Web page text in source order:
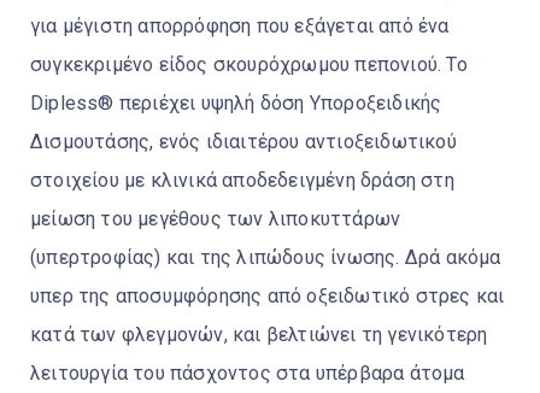
για μέγιστη απορρόφηση που εξάγεται από ένα
συγκεκριμένο είδος σκουρόχρωμου πεπονιού. Το
Dipless® περιέχει υψηλή δόση Υποροξειδικής
Δισμουτάσης, ενός ιδιαιτέρου αντιοξειδωτικού
στοιχείου με κλινικά αποδεδειγμένη δράση στη
μείωση του μεγέθους των λιποκυττάρων
(υπερτροφίας) και της λιπώδους ίνωσης. Δρά ακόμα
υπερ της αποσυμφόρησης από οξειδωτικό στρες και
κατά των φλεγμονών, και βελτιώνει τη γενικότερη
λειτουργία του πάσχοντος στα υπέρβαρα άτομα